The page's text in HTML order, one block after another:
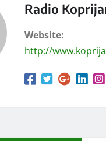
Radio
Website:
http://